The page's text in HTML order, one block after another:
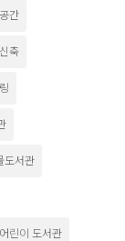
간
축
도서관
어린이 도서관